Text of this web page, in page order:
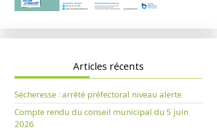
Articles récents
Sécheresse : arrêté préfectoral niveau alerte
Compte rendu du conseil municipal du 5 juin
2026